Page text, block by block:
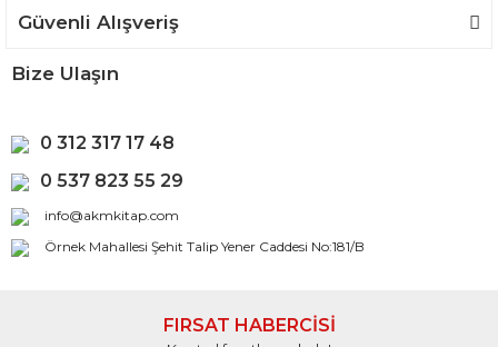
Güvenli Alışveriş
Bize Ulaşın
0 312 317 17 48
0 537 823 55 29
info@akmkitap.com
Örnek Mahallesi Şehit Talip Yener Caddesi No:181/B
FIRSAT HABERCİSİ